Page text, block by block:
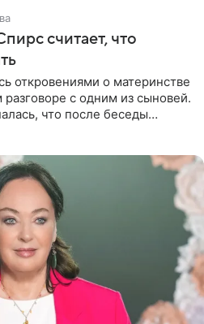
считает, что
откровениями о материнстве
разговоре с одним из сыновей.
что после беседы